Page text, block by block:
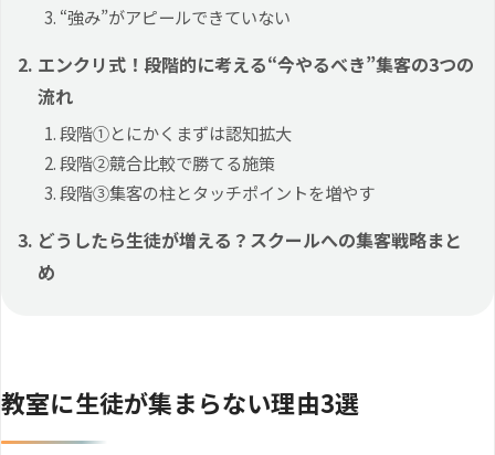
“強み”がアピールできていない
エンクリ式！段階的に考える“今やるべき”集客の3つの
流れ
段階①とにかくまずは認知拡大
段階②競合比較で勝てる施策
段階③集客の柱とタッチポイントを増やす
どうしたら生徒が増える？スクールへの集客戦略まと
め
教室に生徒が集まらない理由3選